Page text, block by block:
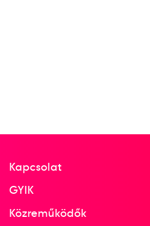
Kapcsolat
GYIK
Közreműködők